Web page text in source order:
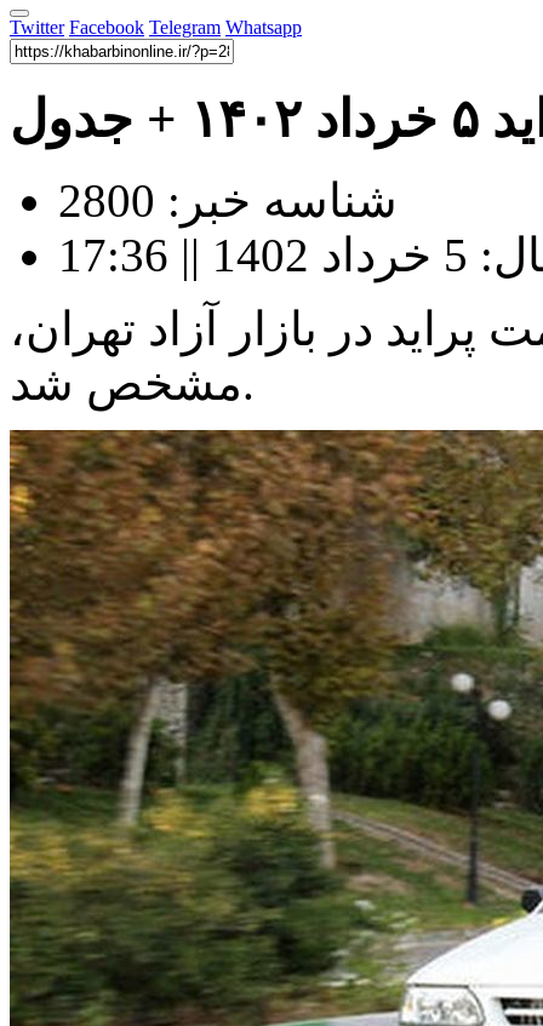
Twitter Facebook Telegram Whatsapp
جدول
شناسه خبر: 2800
قیمت پراید در بازار آزاد تهران،
مشخص شد.